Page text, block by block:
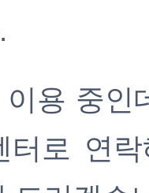
이용 중인
터로 연